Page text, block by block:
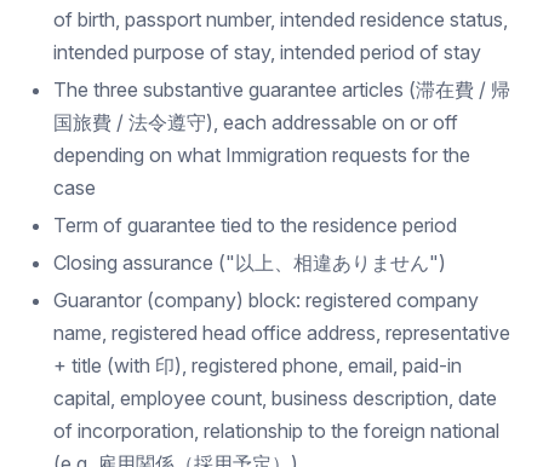
of birth, passport number, intended residence status,
intended purpose of stay, intended period of stay
The three substantive guarantee articles (滞在費 / 帰
国旅費 / 法令遵守), each addressable on or off
depending on what Immigration requests for the
case
Term of guarantee tied to the residence period
Closing assurance ("以上、相違ありません")
Guarantor (company) block: registered company
name, registered head office address, representative
+ title (with 印), registered phone, email, paid-in
capital, employee count, business description, date
of incorporation, relationship to the foreign national